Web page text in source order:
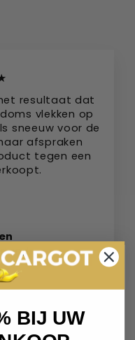
resultaat dat
vlekken op
sneeuw voor de
afspraken
tegen een
BIJ UW